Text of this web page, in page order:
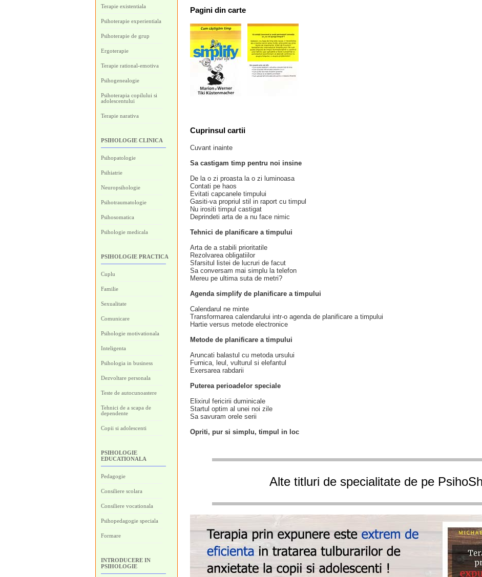
Terapie existentiala
Psihoterapie experientiala
Psihoterapie de grup
Ergoterapie
Terapie rational-emotiva
Psihogenealogie
Psihoterapia copilului si
adolescentului
Terapie narativa
PSIHOLOGIE CLINICA
Psihopatologie
Psihiatrie
Neuropsihologie
Psihotraumatologie
Psihosomatica
Psihologie medicala
PSIHOLOGIE PRACTICA
Cuplu
Familie
Sexualitate
Comunicare
Psihologie motivationala
Inteligenta
Psihologia in business
Dezvoltare personala
Teste de autocunoastere
Tehnici de a scapa de
dependente
Copii si adolescenti
PSIHOLOGIE
EDUCATIONALA
Pedagogie
Consiliere scolara
Consiliere vocationala
Psihopedagogie speciala
Formare
INTRODUCERE IN
PSIHOLOGIE
Pagini din carte
Cuprinsul cartii
Cuvant inainte
Sa castigam timp pentru noi insine
De la o zi proasta la o zi luminoasa
Contati pe haos
Evitati capcanele timpului
Gasiti-va propriul stil in raport cu timpul
Nu irositi timpul castigat
Deprindeti arta de a nu face nimic
Tehnici de planificare a timpului
Arta de a stabili prioritatile
Rezolvarea obligatiilor
Sfarsitul listei de lucruri de facut
Sa conversam mai simplu la telefon
Mereu pe ultima suta de metri?
Agenda simplify de planificare a timpului
Calendarul ne minte
Transformarea calendarului intr-o agenda de planificare a timpului
Hartie versus metode electronice
Metode de planificare a timpului
Aruncati balastul cu metoda ursului
Furnica, leul, vulturul si elefantul
Exersarea rabdarii
Puterea perioadelor speciale
Elixirul fericirii duminicale
Startul optim al unei noi zile
Sa savuram orele serii
Opriti, pur si simplu, timpul in loc
Alte titluri de specialitate de pe